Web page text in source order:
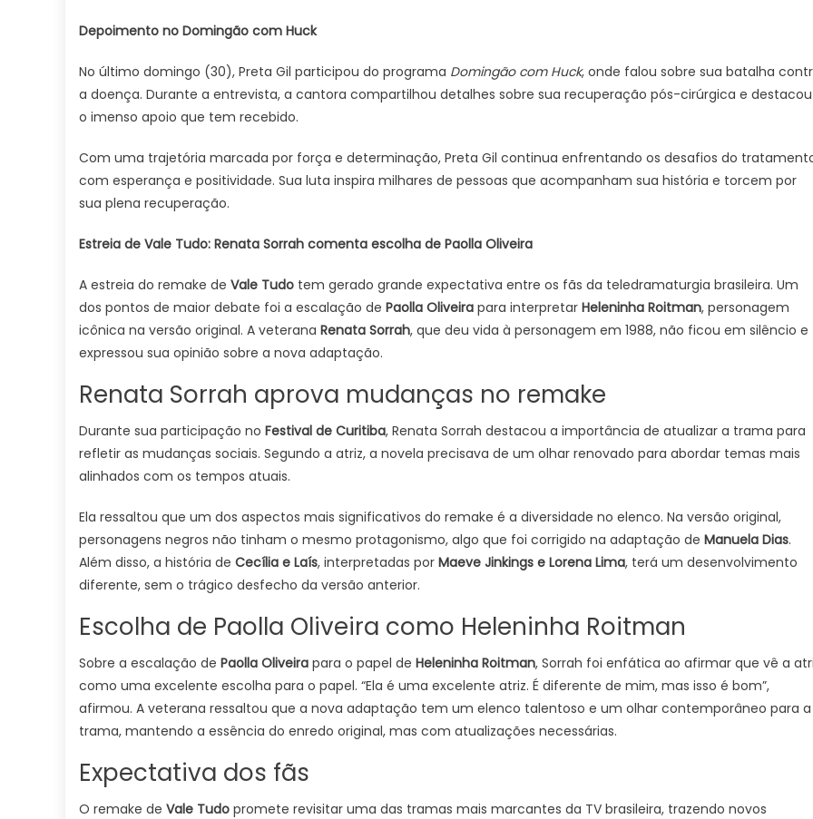
Depoimento no Domingão com Huck
No último domingo (30), Preta Gil participou do programa Domingão com Huck, onde falou sobre sua batalha
a doença. Durante a entrevista, a cantora compartilhou detalhes sobre sua recuperação pós-cirúrgica e destacou
o imenso apoio que tem recebido.
Com uma trajetória marcada por força e determinação, Preta Gil continua enfrentando os desafios do
com esperança e positividade. Sua luta inspira milhares de pessoas que acompanham sua história e torcem por
sua plena recuperação.
Estreia de Vale Tudo: Renata Sorrah comenta escolha de Paolla Oliveira
A estreia do remake de Vale Tudo tem gerado grande expectativa entre os fãs da teledramaturgia brasileira. Um
dos pontos de maior debate foi a escalação de Paolla Oliveira para interpretar Heleninha Roitman, personagem
icônica na versão original. A veterana Renata Sorrah, que deu vida à personagem em 1988, não ficou em silêncio e
expressou sua opinião sobre a nova adaptação.
Renata Sorrah aprova mudanças no remake
Durante sua participação no Festival de Curitiba, Renata Sorrah destacou a importância de atualizar a trama para
refletir as mudanças sociais. Segundo a atriz, a novela precisava de um olhar renovado para abordar temas mais
alinhados com os tempos atuais.
Ela ressaltou que um dos aspectos mais significativos do remake é a diversidade no elenco. Na versão original,
personagens negros não tinham o mesmo protagonismo, algo que foi corrigido na adaptação de Manuela Dias.
Além disso, a história de Cecília e Laís, interpretadas por Maeve Jinkings e Lorena Lima, terá um desenvolvimento
diferente, sem o trágico desfecho da versão anterior.
Escolha de Paolla Oliveira como Heleninha Roitman
Sobre a escalação de Paolla Oliveira para o papel de Heleninha Roitman, Sorrah foi enfática ao afirmar que vê a
como uma excelente escolha para o papel. “Ela é uma excelente atriz. É diferente de mim, mas isso é bom”,
afirmou. A veterana ressaltou que a nova adaptação tem um elenco talentoso e um olhar contemporâneo para a
trama, mantendo a essência do enredo original, mas com atualizações necessárias.
Expectativa dos fãs
O remake de Vale Tudo promete revisitar uma das tramas mais marcantes da TV brasileira, trazendo novos